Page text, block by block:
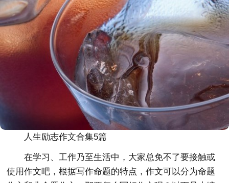
人生励志作文合集5篇
在学习、工作乃至生活中，大家总免不了要接触或
使用作文吧，根据写作命题的特点，作文可以分为命题